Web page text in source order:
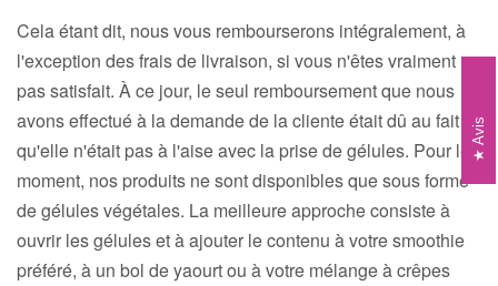
Cela étant dit, nous vous rembourserons intégralement, à
l'exception des frais de livraison, si vous n'êtes vraiment
pas satisfait. À ce jour, le seul remboursement que nous
avons effectué à la demande de la cliente était dû au fait
qu'elle n'était pas à l'aise avec la prise de gélules. Pour le
moment, nos produits ne sont disponibles que sous forme
de gélules végétales. La meilleure approche consiste à
ouvrir les gélules et à ajouter le contenu à votre smoothie
préféré, à un bol de yaourt ou à votre mélange à crêpes
Avis